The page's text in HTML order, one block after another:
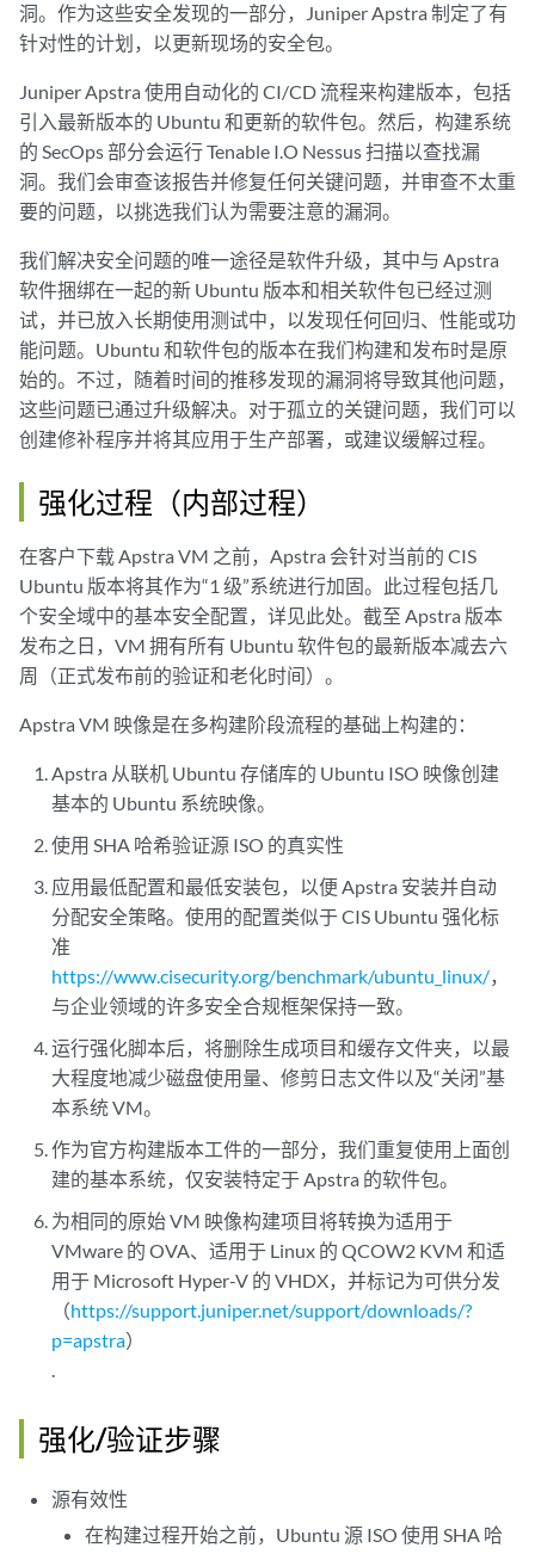
洞。作为这些安全发现的一部分，Juniper Apstra 制定了有
针对性的计划，以更新现场的安全包。
Juniper Apstra 使用自动化的 CI/CD 流程来构建版本，包括
引入最新版本的 Ubuntu 和更新的软件包。然后，构建系统
的 SecOps 部分会运行 Tenable I.O Nessus 扫描以查找漏
洞。我们会审查该报告并修复任何关键问题，并审查不太重
要的问题，以挑选我们认为需要注意的漏洞。
我们解决安全问题的唯一途径是软件升级，其中与 Apstra
软件捆绑在一起的新 Ubuntu 版本和相关软件包已经过测
试，并已放入长期使用测试中，以发现任何回归、性能或功
能问题。Ubuntu 和软件包的版本在我们构建和发布时是原
始的。不过，随着时间的推移发现的漏洞将导致其他问题，
这些问题已通过升级解决。对于孤立的关键问题，我们可以
创建修补程序并将其应用于生产部署，或建议缓解过程。
强化过程（内部过程）
在客户下载 Apstra VM 之前，Apstra 会针对当前的 CIS
Ubuntu 版本将其作为“1 级”系统进行加固。此过程包括几
个安全域中的基本安全配置，详见此处。截至 Apstra 版本
发布之日，VM 拥有所有 Ubuntu 软件包的最新版本减去六
周（正式发布前的验证和老化时间）。
Apstra VM 映像是在多构建阶段流程的基础上构建的：
Apstra 从联机 Ubuntu 存储库的 Ubuntu ISO 映像创建
基本的 Ubuntu 系统映像。
使用 SHA 哈希验证源 ISO 的真实性
应用最低配置和最低安装包，以便 Apstra 安装并自动
分配安全策略。使用的配置类似于 CIS Ubuntu 强化标
准
https://www.cisecurity.org/benchmark/ubuntu_linux/，
与企业领域的许多安全合规框架保持一致。
运行强化脚本后，将删除生成项目和缓存文件夹，以最
大程度地减少磁盘使用量、修剪日志文件以及“关闭”基
本系统 VM。
作为官方构建版本工件的一部分，我们重复使用上面创
建的基本系统，仅安装特定于 Apstra 的软件包。
为相同的原始 VM 映像构建项目将转换为适用于
VMware 的 OVA、适用于 Linux 的 QCOW2 KVM 和适
用于 Microsoft Hyper-V 的 VHDX，并标记为可供分发
（https://support.juniper.net/support/downloads/?
p=apstra）
.
强化/验证步骤
源有效性
在构建过程开始之前，Ubuntu 源 ISO 使用 SHA 哈